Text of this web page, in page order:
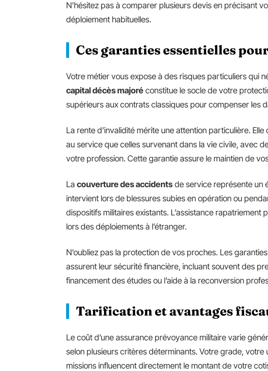
N’hésitez pas à comparer plusieurs devis en précisant
déploiement habituelles.
Ces garanties essentielles
Votre métier vous expose à des risques particuliers qui
capital décès majoré constitue le socle de votre
supérieurs aux contrats classiques pour compenser les
La rente d’invalidité mérite une attention particulière.
au service que celles survenant dans la vie civile, avec
votre profession. Cette garantie assure le maintien de
La couverture des accidents de service représente un
intervient lors de blessures subies en opération ou
dispositifs militaires existants. L’assistance
lors des déploiements à l’étranger.
N’oubliez pas la protection de vos proches. Les
assurent leur sécurité financière, incluant souvent des
financement des études ou l’aide à la reconversion
Tarification et avantages
Le coût d’une assurance prévoyance militaire varie
selon plusieurs critères déterminants. Votre grade, votre
missions influencent directement le montant de votre